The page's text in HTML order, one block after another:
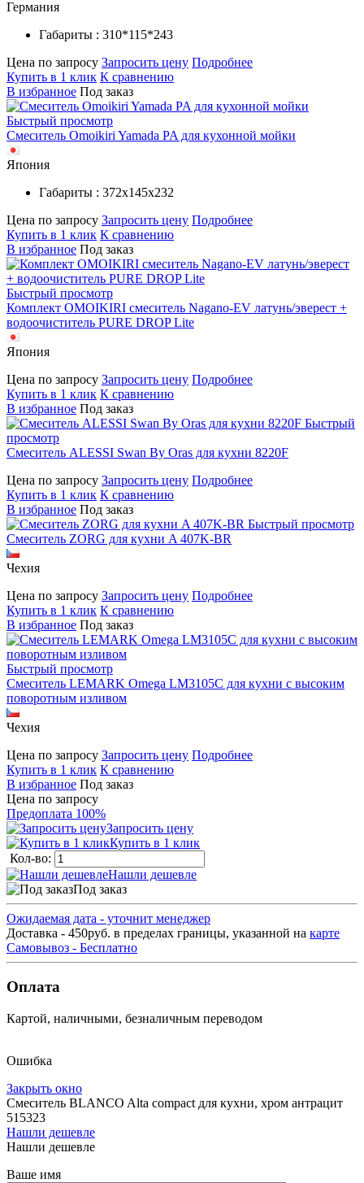
Германия
Габариты : 310*115*243
Цена по запросу Запросить цену Подробнее
Купить в 1 клик К сравнению
В избранное Под заказ
Быстрый просмотр
Смеситель Omoikiri Yamada PA для кухонной мойки
Япония
Габариты : 372х145х232
Цена по запросу Запросить цену Подробнее
Купить в 1 клик К сравнению
В избранное Под заказ
Быстрый просмотр
Комплект OMOIKIRI смеситель Nagano-EV латунь/эверест +
водоочиститель PURE DROP Lite
Япония
Цена по запросу Запросить цену Подробнее
Купить в 1 клик К сравнению
В избранное Под заказ
Быстрый
просмотр
Смеситель ALESSI Swan By Oras для кухни 8220F
Цена по запросу Запросить цену Подробнее
Купить в 1 клик К сравнению
В избранное Под заказ
Быстрый просмотр
Смеситель ZORG для кухни A 407K-BR
Чехия
Цена по запросу Запросить цену Подробнее
Купить в 1 клик К сравнению
В избранное Под заказ
Быстрый просмотр
Смеситель LEMARK Omega LM3105C для кухни с высоким
поворотным изливом
Чехия
Цена по запросу Запросить цену Подробнее
Купить в 1 клик К сравнению
В избранное Под заказ
Цена по запросу
Предоплата 100%
Запросить цену
Купить в 1 клик
Кол-во:
Нашли дешевле
Под заказ
Ожидаемая дата - уточнит менеджер
Доставка - 450руб. в пределах границы, указанной на карте
Самовывоз - Бесплатно
Оплата
Картой, наличными, безналичным переводом
Ошибка
Закрыть окно
Смеситель BLANCO Alta compact для кухни, хром антрацит
515323
Нашли дешевле
Нашли дешевле
Ваше имя